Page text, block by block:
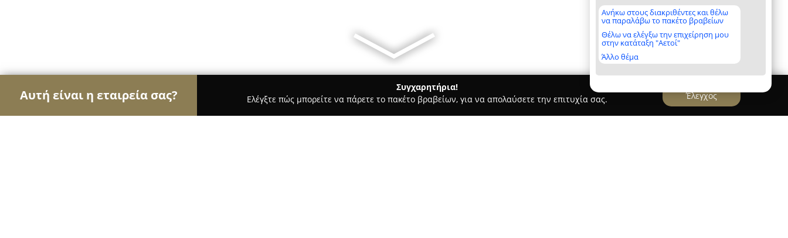
Ανήκω στους διακριθέντες και θέλω
να παραλάβω το πακέτο βραβείων
Θέλω να ελέγξω την επιχείρηση μου
στην κατάταξη "Αετοί"
Άλλο θέμα
Αυτή είναι η εταιρεία σας?
Συγχαρητήρια!
Ελέγξτε πώς μπορείτε να πάρετε το πακέτο βραβείων, για να απολαύσετε την επιτυχία σας.
Έλεγχος